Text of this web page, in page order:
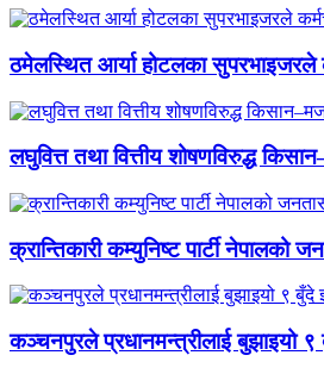
ठमेलस्थित आर्या होटलका सुपरभाइजरले
लघुवित्त तथा वित्तीय शोषणविरुद्ध
क्रान्तिकारी कम्युनिष्ट पार्टी नेपालको
कञ्चनपुरले प्रधानमन्त्रीलाई बुझाइयो ९